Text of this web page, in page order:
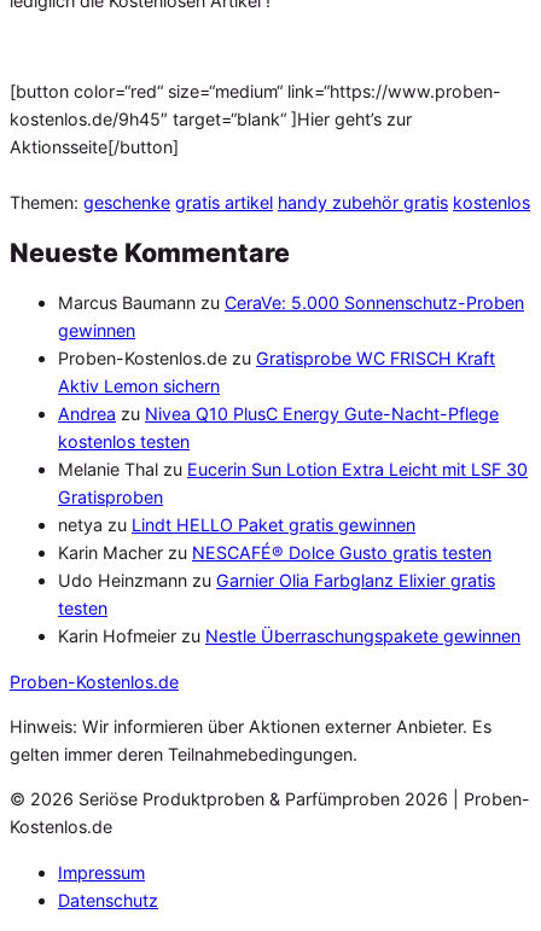
[button color=“red“ size=“medium“ link=“https://www.proben-
kostenlos.de/9h45″ target=“blank“ ]Hier geht’s zur
Aktionsseite[/button]
Themen: geschenke gratis artikel handy zubehör gratis kostenlos
Neueste Kommentare
Marcus Baumann zu CeraVe: 5.000 Sonnenschutz-Proben
gewinnen
Proben-Kostenlos.de zu Gratisprobe WC FRISCH Kraft
Aktiv Lemon sichern
Andrea zu Nivea Q10 PlusC Energy Gute-Nacht-Pflege
kostenlos testen
Melanie Thal zu Eucerin Sun Lotion Extra Leicht mit LSF 30
Gratisproben
netya zu Lindt HELLO Paket gratis gewinnen
Karin Macher zu NESCAFÉ® Dolce Gusto gratis testen
Udo Heinzmann zu Garnier Olia Farbglanz Elixier gratis
testen
Karin Hofmeier zu Nestle Überraschungspakete gewinnen
Proben-Kostenlos.de
Hinweis: Wir informieren über Aktionen externer Anbieter. Es
gelten immer deren Teilnahmebedingungen.
© 2026 Seriöse Produktproben & Parfümproben 2026 | Proben-
Kostenlos.de
Impressum
Datenschutz